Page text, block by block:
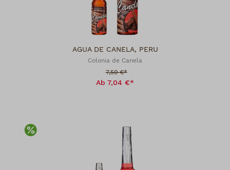
AGUA DE CANELA, PERU
Colonia de Canela
Verkaufspreis:
7,50 €*
Ab 7,04 €*
Rabatt